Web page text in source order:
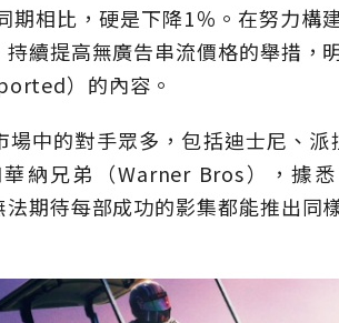
期相比，硬是下降1％。在努力構
續提高無廣告串流價格的舉措，
）的內容。
場中的對手眾多，包括迪士尼、
華納兄弟（Warner Bros），據
期待每部成功的影集都能推出同